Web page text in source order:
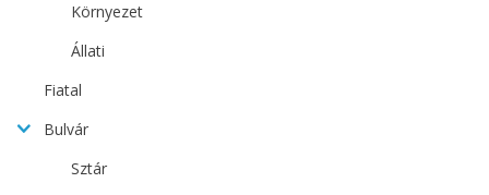
Környezet
Állati
Fiatal
Bulvár
Sztár